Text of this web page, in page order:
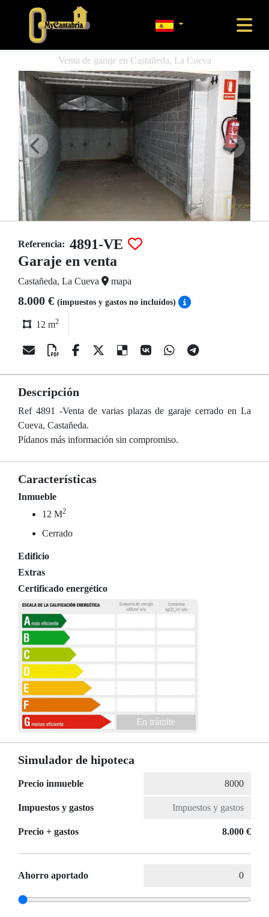
Venta de garaje en Castañeda, La Cueva
Referencia: 4891-VE
Garaje en venta
Castañeda, La Cueva mapa
8.000 € (impuestos y gastos no incluídos)
12 m2
Descripción
Ref 4891 -Venta de varias plazas de garaje cerrado en La
Cueva, Castañeda.
Pídanos más información sin compromiso.
Características
Inmueble
12 M2
Cerrado
Edificio
Extras
Certificado energético
En trámite
Simulador de hipoteca
Precio inmueble
Impuestos y gastos
Precio + gastos 8.000 €
Ahorro aportado